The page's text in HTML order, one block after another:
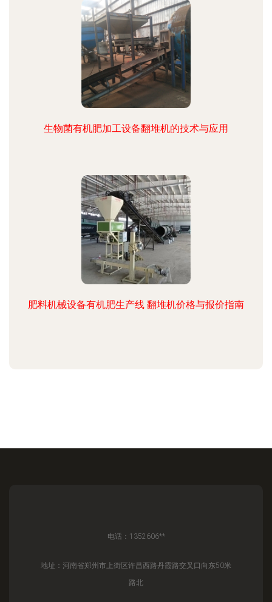
生物菌有机肥加工设备翻堆机的技术与应用
肥料机械设备有机肥生产线 翻堆机价格与报价指南
电话：1352606**
地址：河南省郑州市上街区许昌西路丹霞路交叉口向东50米
路北